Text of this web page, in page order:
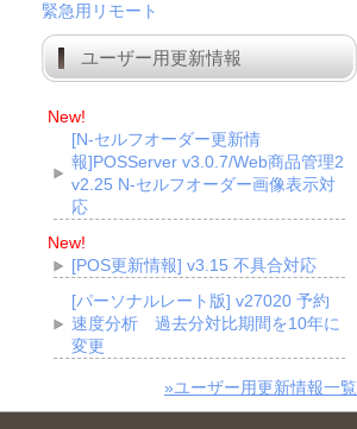
緊急用リモート
ユーザー用更新情報
New!
[N-セルフオーダー更新情
報]POSServer v3.0.7/Web商品管理2
v2.25 N-セルフオーダー画像表示対
応
New!
[POS更新情報] v3.15 不具合対応
[パーソナルレート版] v27020 予約
速度分析 過去分対比期間を10年に
変更
»ユーザー用更新情報一覧